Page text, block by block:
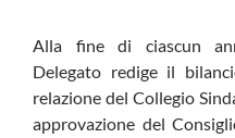
Alla fine di ciascun
Delegato redige il
relazione del Collegio
approvazione del